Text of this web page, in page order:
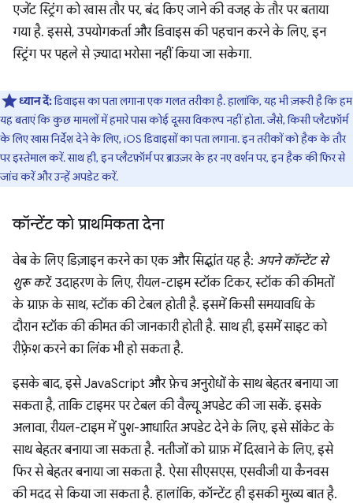
एजेंट स्ट्रिंग को खास तौर पर, बंद किए जाने की वजह के तौर पर बताया
गया है. इससे, उपयोगकर्ता और डिवाइस की पहचान करने के लिए, इन
स्ट्रिंग पर पहले से ज़्यादा भरोसा नहीं किया जा सकेगा.
ध्यान दें:डिवाइस का पता लगाना एक गलत तरीका है. हालांकि, यह भी ज़रूरी है कि हम
यह बताएं कि कुछ मामलों में हमारे पास कोई दूसरा विकल्प नहीं होता. जैसे, किसी प्लैटफ़ॉर्म
के लिए खास निर्देश देने के लिए, iOS डिवाइसों का पता लगाना. इन तरीकों को हैक के तौर
पर इस्तेमाल करें. साथ ही, इन प्लैटफ़ॉर्म पर ब्राउज़र के हर नए वर्शन पर, इन हैक की फिर से
जांच करें और उन्हें अपडेट करें.
कॉन्टेंट को प्राथमिकता देना
वेब के लिए डिज़ाइन करने का एक और सिद्धांत यह है: अपने कॉन्टेंट से
शुरू करें. उदाहरण के लिए, रीयल-टाइम स्टॉक टिकर, स्टॉक की कीमतों
के ग्राफ़ के साथ, स्टॉक की टेबल होती है. इसमें किसी समयावधि के
दौरान स्टॉक की कीमत की जानकारी होती है. साथ ही, इसमें साइट को
रीफ़्रेश करने का लिंक भी हो सकता है.
इसके बाद, इसे JavaScript और फ़ेच अनुरोधों के साथ बेहतर बनाया जा
सकता है, ताकि टाइमर पर टेबल की वैल्यू अपडेट की जा सकें. इसके
अलावा, रीयल-टाइम में पुश-आधारित अपडेट देने के लिए, इसे सॉकेट के
साथ बेहतर बनाया जा सकता है. नतीजों को ग्राफ़ में दिखाने के लिए, इसे
फिर से बेहतर बनाया जा सकता है. ऐसा सीएसएस, एसवीजी या कैनवस
की मदद से किया जा सकता है. हालांकि, कॉन्टेंट ही इसकी मुख्य बात है.